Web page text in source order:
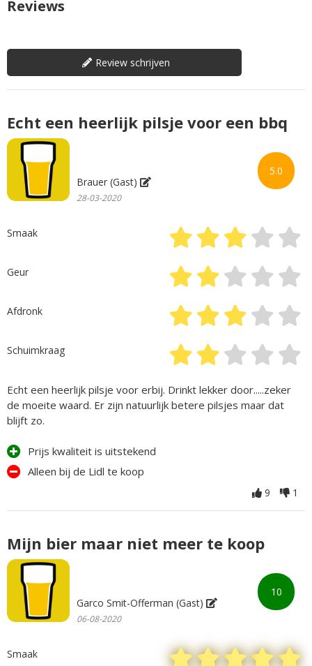
Reviews
Review schrijven
5.0
Echt een heerlijk pilsje voor een bbq
Brauer (Gast)
28-03-2020
Smaak
Geur
Afdronk
Schuimkraag
Echt een heerlijk pilsje voor erbij. Drinkt lekker door.....zeker
de moeite waard. Er zijn natuurlijk betere pilsjes maar dat
blijft zo.
Prijs kwaliteit is uitstekend
Alleen bij de Lidl te koop
9 1
10
Mijn bier maar niet meer te koop
Garco Smit-Offerman (Gast)
06-08-2020
Smaak